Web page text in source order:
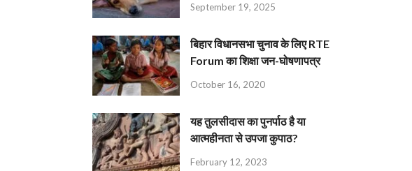
September 19, 2025
बिहार विधानसभा चुनाव के लिए RTE
Forum का शिक्षा जन-घोषणापत्र
October 16, 2020
यह तुलसीदास का पुनर्पाठ है या
आत्महीनता से उपजा कुपाठ?
February 12, 2023